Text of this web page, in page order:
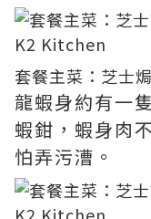
套餐主菜：芝士
龍蝦身約有一
蝦鉗，蝦身肉
怕弄污漕。